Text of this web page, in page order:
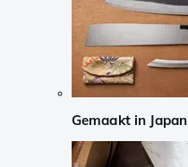
Gemaakt in Japan